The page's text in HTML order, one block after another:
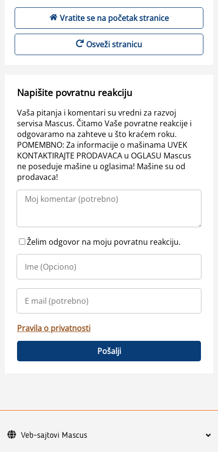
Vratite se na početak stranice
Osveži stranicu
Napišite povratnu reakciju
Vaša pitanja i komentari su vredni za razvoj
servisa Mascus. Čitamo Vaše povratne reakcije i
odgovaramo na zahteve u što kraćem roku.
POMEMBNO: Za informacije o mašinama UVEK
KONTAKTIRAJTE PRODAVACA u OGLASU Mascus
ne poseduje mašine u oglasima! Mašine su od
prodavaca!
Želim odgovor na moju povratnu reakciju.
Pravila o privatnosti
Pošalji
Veb-sajtovi Mascus